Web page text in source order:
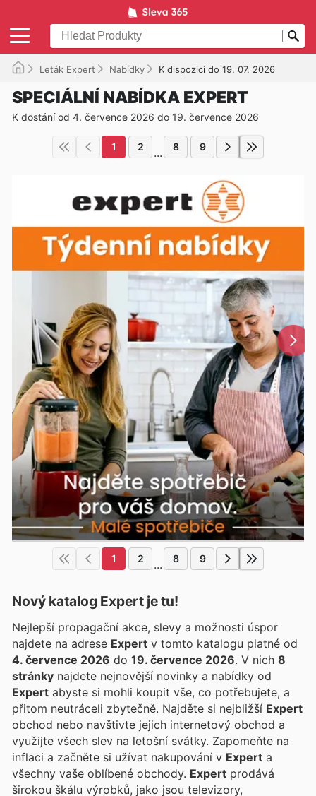
Leták Expert Nabídky K dispozici do 19. 07. 2026
SPECIÁLNÍ NABÍDKA EXPERT
K dostání od 4. července 2026 do 19. července 2026
1 2 ... 8 9
1 2 ... 8 9
Nový katalog Expert je tu!
Nejlepší propagační akce, slevy a možnosti úspor
najdete na adrese Expert v tomto katalogu platné od
4. července 2026 do 19. července 2026 . V nich 8
stránky najdete nejnovější novinky a nabídky od
Expert abyste si mohli koupit vše, co potřebujete, a
přitom neutráceli zbytečně. Najděte si nejbližší Expert
obchod nebo navštivte jejich internetový obchod a
využijte všech slev na letošní svátky. Zapomeňte na
inflaci a začněte si užívat nakupování v Expert a
všechny vaše oblíbené obchody. Expert prodává
širokou škálu výrobků, jako jsou televizory,